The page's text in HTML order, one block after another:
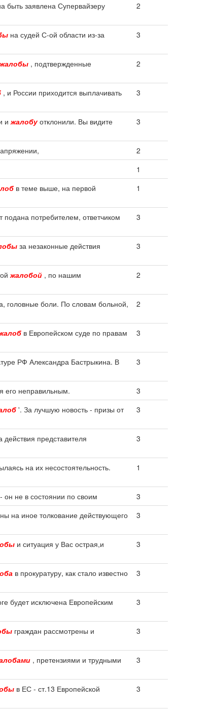
быть заявлена Супервайзеру
2
на судей С-ой области из-за
3
жалобы , подтвержденные
2
, и России приходится выплачивать
3
ижалобуотклонили. Вы видите
3
2
1
в теме выше, на первой
1
подана потребителем, ответчиком
3
за незаконные действия
3
жалобой , по нашим
2
головные боли. По словам больной,
2
в Европейском суде по правам
3
РФ Александра Бастрыкина. В
3
его неправильным.
3
'. За лучшую новость - призы от
3
действия представителя
3
на их несостоятельность.
1
он не в состоянии по своим
3
на иное толкование действующего
3
и ситуация у Вас острая,и
3
в прокуратуру, как стало известно
3
будет исключена Европейским
3
граждан рассмотрены и
3
, претензиями и трудными
3
в ЕС - ст.13 Европейской
3